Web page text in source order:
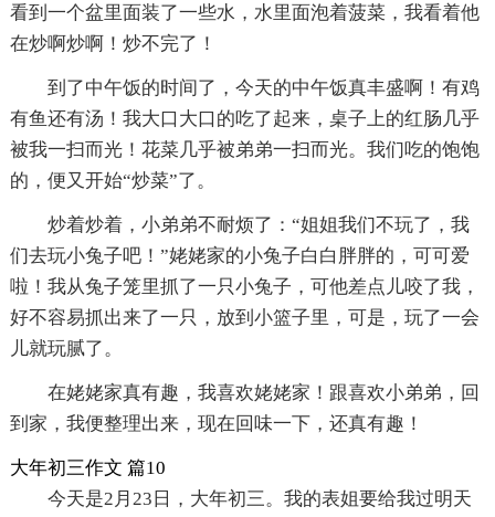
看到一个盆里面装了一些水，水里面泡着菠菜，我看着他
在炒啊炒啊！炒不完了！
到了中午饭的时间了，今天的中午饭真丰盛啊！有鸡
有鱼还有汤！我大口大口的吃了起来，桌子上的红肠几乎
被我一扫而光！花菜几乎被弟弟一扫而光。我们吃的饱饱
的，便又开始“炒菜”了。
炒着炒着，小弟弟不耐烦了：“姐姐我们不玩了，我
们去玩小兔子吧！”姥姥家的小兔子白白胖胖的，可可爱
啦！我从兔子笼里抓了一只小兔子，可他差点儿咬了我，
好不容易抓出来了一只，放到小篮子里，可是，玩了一会
儿就玩腻了。
在姥姥家真有趣，我喜欢姥姥家！跟喜欢小弟弟，回
到家，我便整理出来，现在回味一下，还真有趣！
大年初三作文 篇10
今天是2月23日，大年初三。我的表姐要给我过明天